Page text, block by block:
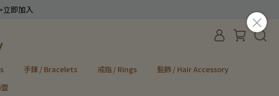
即加入
手鍊 / Bracelets 戒指 / Rings
髮飾 / Hair Accessory